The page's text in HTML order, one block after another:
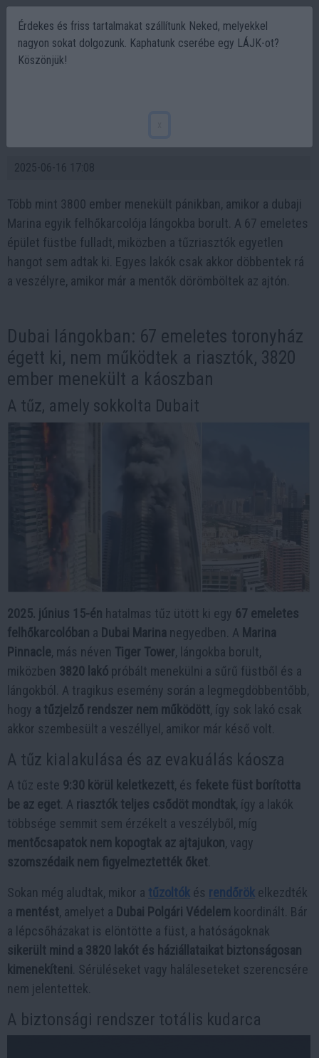
2025-06-16 17:08
Több mint 3800 ember menekült pánikban, amikor a dubaji
Marina egyik felhőkarcolója lángokba borult. A 67 emeletes
épület füstbe fulladt, miközben a tűzriasztók egyetlen
hangot sem adtak ki. Egyes lakók csak akkor döbbentek rá
a veszélyre, amikor már a mentők dörömböltek az ajtón.
Dubai lángokban: 67 emeletes toronyház
égett ki, nem működtek a riasztók, 3820
ember menekült a káoszban
A tűz, amely sokkolta Dubait
2025. június 15-én hatalmas tűz ütött ki egy 67 emeletes
felhőkarcolóban a Dubai Marina negyedben. A Marina
Pinnacle, más néven Tiger Tower, lángokba borult,
miközben 3820 lakó próbált menekülni a sűrű füstből és a
lángokból. A tragikus esemény során a legmegdöbbentőbb,
hogy a tűzjelző rendszer nem működött, így sok lakó csak
akkor szembesült a veszéllyel, amikor már késő volt.
A tűz kialakulása és az evakuálás káosza
A tűz este 9:30 körül keletkezett, és fekete füst borította
be az eget . A riasztók teljes csődöt mondtak, így a lakók
többsége semmit sem érzékelt a veszélyből, míg
mentőcsapatok nem kopogtak az ajtajukon, vagy
szomszédaik nem figyelmeztették őket
Sokan még aludtak, mikor a tűzoltók és rendőrök elkezdték
a mentést, amelyet a Dubai Polgári Védelem koordinált. Bár
a lépcsőházakat is elöntötte a füst, a hatóságoknak
sikerült mind a 3820 lakót és háziállataikat biztonságosan
kimenekíteni . Sérüléseket vagy haláleseteket szerencsére
nem jelentettek.
A biztonsági rendszer totális kudarca
Érdekes és friss tartalmakat szállítunk Neked, melyekkel
nagyon sokat dolgozunk. Kaphatunk cserébe egy LÁJK-ot?
Köszönjük!